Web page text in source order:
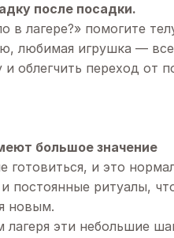
после посадки.
лагере?» помогите
любимая игрушка —
облегчить переход от
большое значение
и это
ритуалы,
новым.
лагеря эти небольшие